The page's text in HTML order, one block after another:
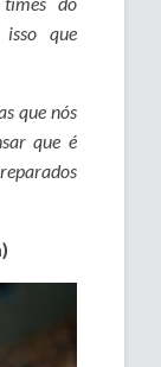
que
que nós
que é